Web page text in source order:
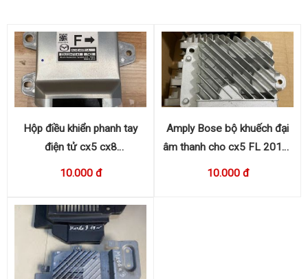
Hộp điều khiển phanh tay
điện tử cx5 cx8
KC9E437E1A
10.000 đ
Amply Bose bộ khuếch đại
âm thanh cho cx5 FL 2016-
2017 KA0G 66A20
10.000 đ